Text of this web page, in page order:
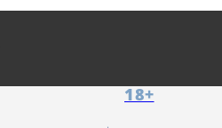
18+